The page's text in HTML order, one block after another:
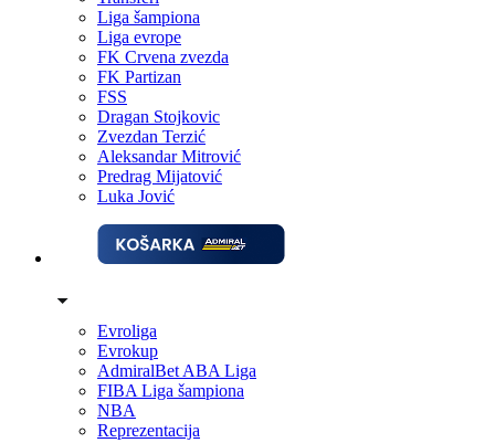
Liga šampiona
Liga evrope
FK Crvena zvezda
FK Partizan
FSS
Dragan Stojkovic
Zvezdan Terzić
Aleksandar Mitrović
Predrag Mijatović
Luka Jović
Evroliga
Evrokup
AdmiralBet ABA Liga
FIBA Liga šampiona
NBA
Reprezentacija